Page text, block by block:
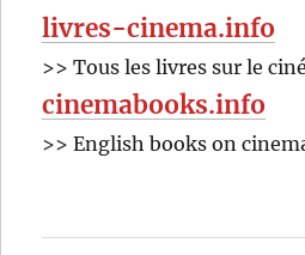
livres-cinema.info
>> Tous les livres sur le
cinemabooks.info
>> English books on